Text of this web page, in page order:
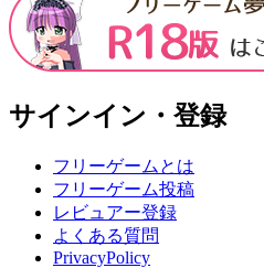
サインイン・登録
フリーゲームとは
フリーゲーム投稿
レビュアー登録
よくある質問
PrivacyPolicy